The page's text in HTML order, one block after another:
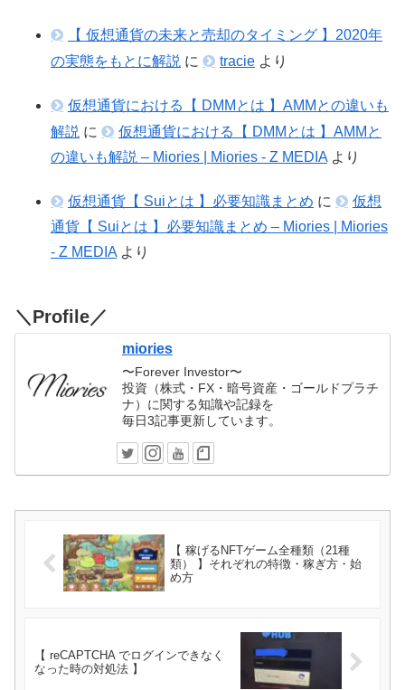
【 仮想通貨の未来と売却のタイミング 】2020年
の実態をもとに解説 に tracie より
仮想通貨における【 DMMとは 】AMMとの違いも
解説 に
仮想通貨における【 DMMとは 】AMMと
の違いも解説 – Miories | Miories - Z MEDIAより
仮想通貨【 Suiとは 】必要知識まとめ に
仮想
通貨【 Suiとは 】必要知識まとめ – Miories | Miories
- Z MEDIAより
＼Profile／
miories
〜Forever Investor〜
投資（株式・FX・暗号資産・ゴールドプラチ
ナ）に関する知識や記録を
毎日3記事更新しています。
【 稼げるNFTゲーム全種類（21種
類） 】それぞれの特徴・稼ぎ方・始
め方
【 reCAPTCHA でログインできなく
なった時の対処法 】